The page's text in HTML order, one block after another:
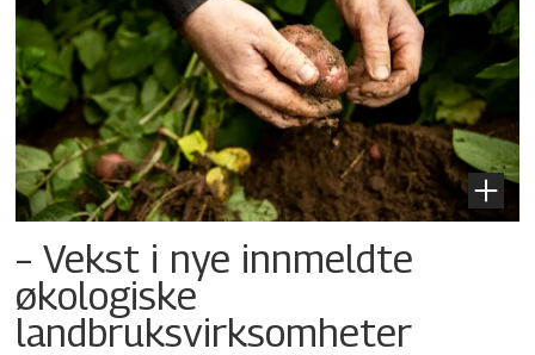
– Vekst i nye innmeldte
økologiske
landbruksvirksomheter